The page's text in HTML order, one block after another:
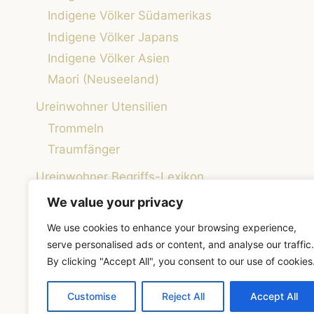
We value your privacy
We use cookies to enhance your browsing experience,
serve personalised ads or content, and analyse our traffic.
By clicking "Accept All", you consent to our use of cookies.
Customise Reject All Accept All
Indigene Völker Südamerikas
Indigene Völker Japans
Indigene Völker Asien
Maori (Neuseeland)
Ureinwohner Utensilien
Trommeln
Traumfänger
Ureinwohner Begriffs-Lexikon
Weisheiten der Ureinwohner